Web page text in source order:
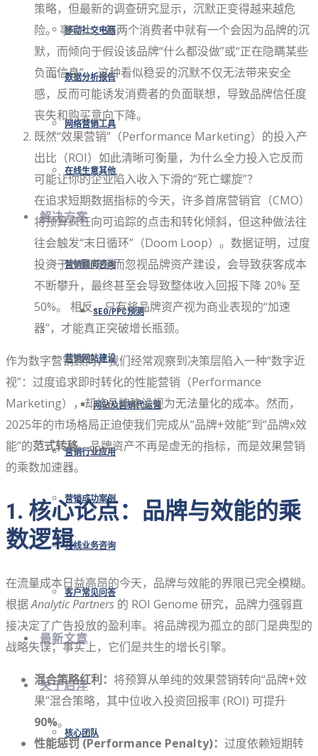
移动社交电商
数据分析报告
网络营销工具
在线生意其他
解决方案
营销顾问咨询
SEO/PPC预测
营销网站建设
网站及营销代运营
营销行业应用
营销成功案例
在线业务咨询
客户常见问答
最新文章
关于启洋
核心团队
策略，但最新的调查研究显示，沉默正变得越来越危
险。 事实上，每两个消费者中就有一个会因为品牌的沉
默，而倾向于假设该品牌“什么都没做”或“正在隐瞒某些
负面信息”。 这种看似稳妥的沉默不仅无法带来安全
感，反而可能诱发消费者的负面联想，导致品牌信任度
丧失和购买意向下降。
既然“效果营销”（Performance Marketing）的投入产
出比（ROI）如此清晰可衡量，为什么全力投入它反而
可能让你的企业陷入收入下滑的“死亡螺旋”？
在追求短期数据指标的今天，许多首席营销官（CMO）
将预算疯狂向可追踪的点击和转化倾斜，但这种做法往
往会触发“末日循环”（Doom Loop）。数据证明，过度
投资于效果营销而忽视品牌资产建设，会导致获客成本
不断攀升，最终甚至会导致整体收入回报下降 20% 至
50%。 相反，只有将品牌资产视为商业表现的“加速
器”，才能真正突破增长瓶颈。
作为数字营销顾问，我们经常观察到决策层陷入一种“数字近
视”：过度追求即时转化的性能营销（Performance
Marketing），却将品牌建设视为无法量化的成本。然而，
2025年的市场格局正迫使我们完成从“品牌+效能”到“品牌x效
能”的范式转移。品牌资产不再是虚无的指标，而是效果营销
的乘数加速器。
1. 核心论点：品牌与效能的乘
数逻辑
在流量成本日益高昂的今天，品牌与效能的界限已完全模糊。
根据Analytic Partners 的 ROI Genome 研究，品牌力强弱直
接决定了广告投放的盈利率。将品牌视为孤立的部门是典型的
战略失误；事实上，它们是共生的增长引擎。
混合策略红利： 将预算从单纯的效果营销转向“品牌+效
果”混合策略，其中位收入投资回报率 (ROI) 可提升
90%。
性能惩罚 (Performance Penalty)： 过度依赖短期转